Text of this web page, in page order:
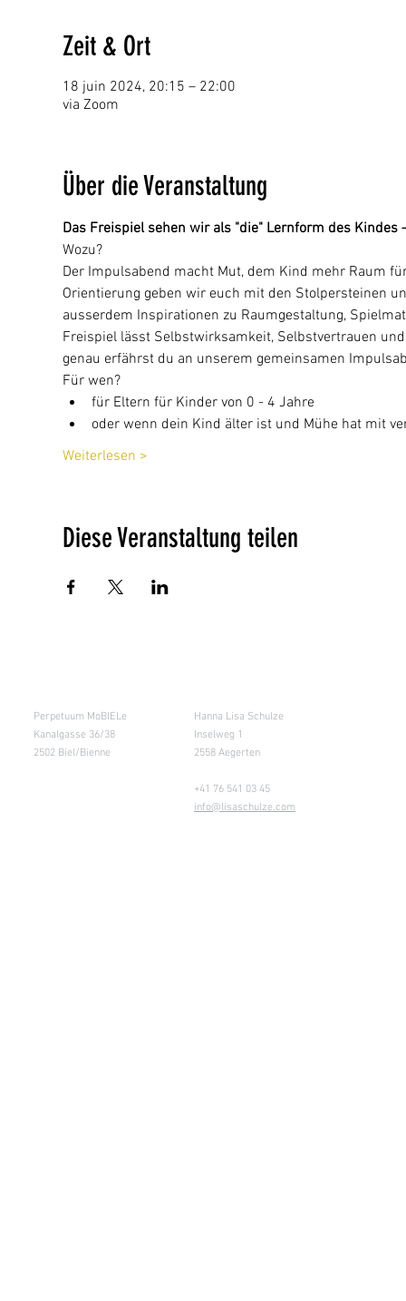
Zeit & Ort
18 juin 2024, 20:15 – 22:00
via Zoom
Über die Veranstaltung
Das Freispiel sehen wir als "die" Lernform des
Wozu?
Der Impulsabend macht Mut, dem Kind mehr Raum
Orientierung geben wir euch mit den Stolpersteinen
ausserdem Inspirationen zu Raumgestaltung,
Freispiel lässt Selbstwirksamkeit, Selbstvertrauen
genau erfährst du an unserem gemeinsamen
Für wen?
für Eltern für Kinder von 0 - 4 Jahre
oder wenn dein Kind älter ist und Mühe hat mit
Weiterlesen >
Diese Veranstaltung teilen
Perpetuum MoBIELe
Kanalgasse 36/38
2502 Biel/Bienne
Hanna Lisa Schulze
Inselweg 1
2558 Aegerten
+41 76 541 03 45
info@lisaschulze.com